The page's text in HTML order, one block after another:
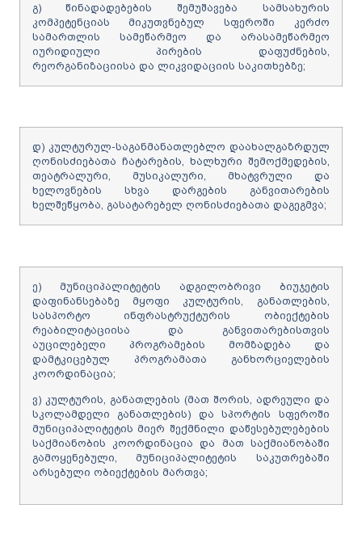
გ) წინადადებების შემუშავება სამსახურის
კომპეტენციას მიკუთვნებულ სფეროში კერძო
სამართლის სამეწარმეო და არასამეწარმეო
იურიდიული პირების დაფუძნების,
რეორგანიზაციისა და ლიკვიდაციის საკითხებზე;
დ) კულტურულ-საგანმანათლებლო დაახალგაზრდულ
ღონისძიებათა ჩატარების, ხალხური შემოქმედების,
თეატრალური, მუსიკალური, მხატვრული და
ხელოვნების სხვა დარგების განვითარების
ხელშეწყობა, გასატარებელ ღონისძიებათა დაგეგმვა;
ე) მუნიციპალიტეტის ადგილობრივი ბიუჯეტის
დაფინანსებაზე მყოფი კულტურის, განათლების,
სასპორტო ინფრასტრუქტურის ობიექტების
რეაბილიტაციისა და განვითარებისთვის
აუცილებელი პროგრამების მომზადება და
დამტკიცებულ პროგრამათა განხორციელების
კოორდინაცია;
ვ) კულტურის, განათლების (მათ შორის, ადრეული და
სკოლამდელი განათლების) და სპორტის სფეროში
მუნიციპალიტეტის მიერ შექმნილი დაწესებულებების
საქმიანობის კოორდინაცია და მათ საქმიანობაში
გამოყენებული, მუნიციპალიტეტის საკუთრებაში
არსებული ობიექტების მართვა;